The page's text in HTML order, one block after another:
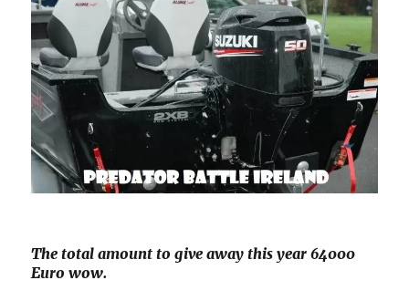
The total amount to give away this year 64000
Euro wow.